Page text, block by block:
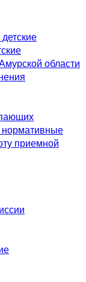
области
приемной